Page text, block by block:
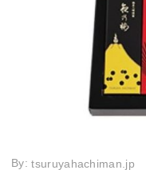
By:tsuruyahachiman.jp